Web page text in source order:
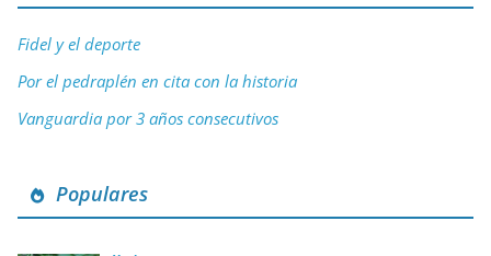
Fidel y el deporte
Por el pedraplén en cita con la historia
Vanguardia por 3 años consecutivos
Populares